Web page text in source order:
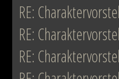
RE:
RE:
RE: